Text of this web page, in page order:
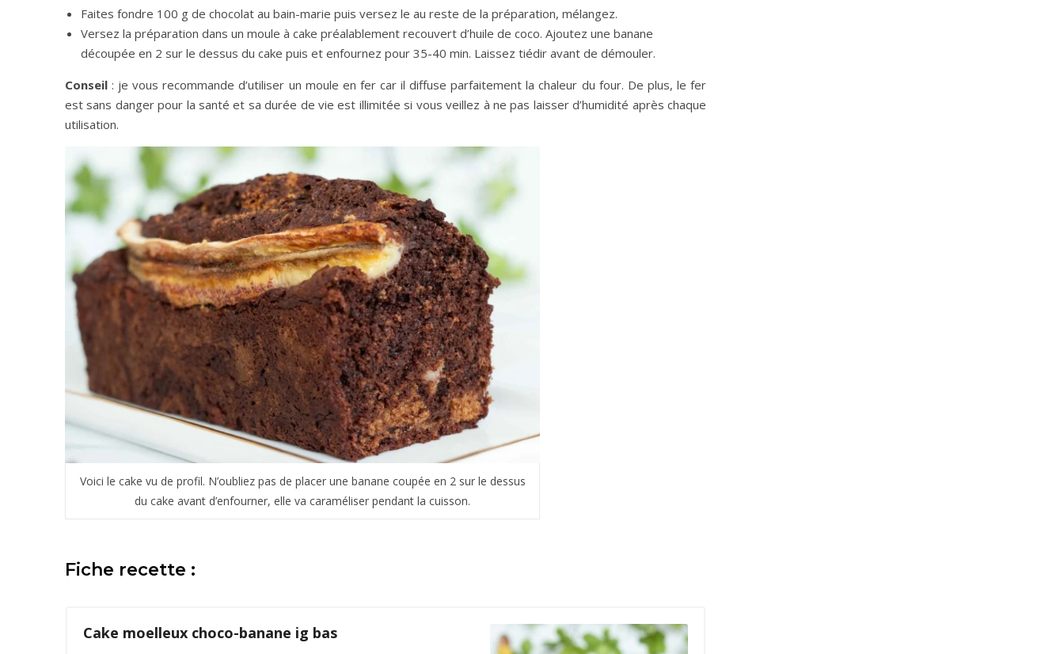
Faites fondre 100 g de chocolat au bain-marie puis versez le au reste de la préparation, mélangez.
Versez la préparation dans un moule à cake préalablement recouvert d’huile de coco. Ajoutez une banane
découpée en 2 sur le dessus du cake puis et enfournez pour 35-40 min. Laissez tiédir avant de démouler.
Conseil : je vous recommande d’utiliser un moule en fer car il diffuse parfaitement la chaleur du four. De plus, le fer
est sans danger pour la santé et sa durée de vie est illimitée si vous veillez à ne pas laisser d’humidité après chaque
utilisation.
Voici le cake vu de profil. N’oubliez pas de placer une banane coupée en 2 sur le dessus
du cake avant d’enfourner, elle va caraméliser pendant la cuisson.
Fiche recette :
Cake moelleux choco-banane ig bas